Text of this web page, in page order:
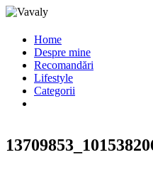
Home
Despre mine
Recomandări
Lifestyle
Categorii